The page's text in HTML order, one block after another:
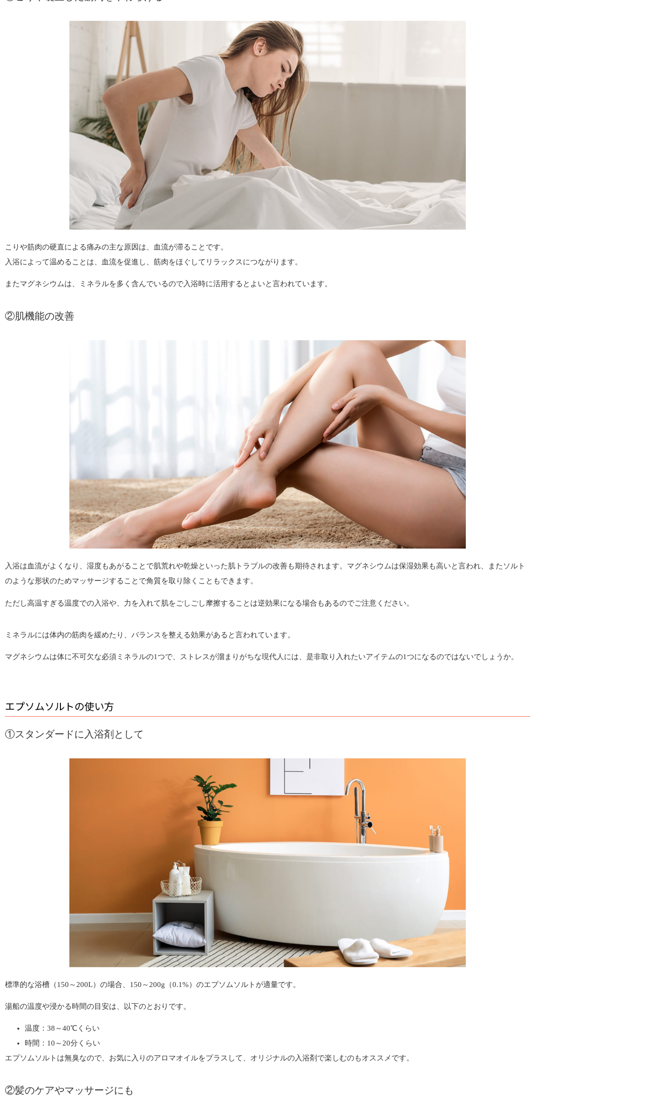
こりや筋肉の硬直による痛みの主な原因は、血流が滞ることです。
入浴によって温めることは、血流を促進し、筋肉をほぐしてリラックスにつながります。
またマグネシウムは、ミネラルを多く含んでいるので入浴時に活用するとよいと言われています。
②肌機能の改善
入浴は血流がよくなり、湿度もあがることで肌荒れや乾燥といった肌トラブルの改善も期待されます。マグネシウムは保湿効果も高いと言われ、またソルト
のような形状のためマッサージすることで角質を取り除くこともできます。
ただし高温すぎる温度での入浴や、力を入れて肌をごしごし摩擦することは逆効果になる場合もあるのでご注意ください。
ミネラルには体内の筋肉を緩めたり、バランスを整える効果があると言われています。
マグネシウムは体に不可欠な必須ミネラルの1つで、ストレスが溜まりがちな現代人には、是非取り入れたいアイテムの1つになるのではないでしょうか。
エプソムソルトの使い方
①スタンダードに入浴剤として
標準的な浴槽（150～200L）の場合、150～200g（0.1%）のエプソムソルトが適量です。
湯船の温度や浸かる時間の目安は、以下のとおりです。
温度：38～40℃くらい
時間：10～20分くらい
エプソムソルトは無臭なので、お気に入りのアロマオイルをプラスして、オリジナルの入浴剤で楽しむのもオススメです。
②髪のケアやマッサージにも